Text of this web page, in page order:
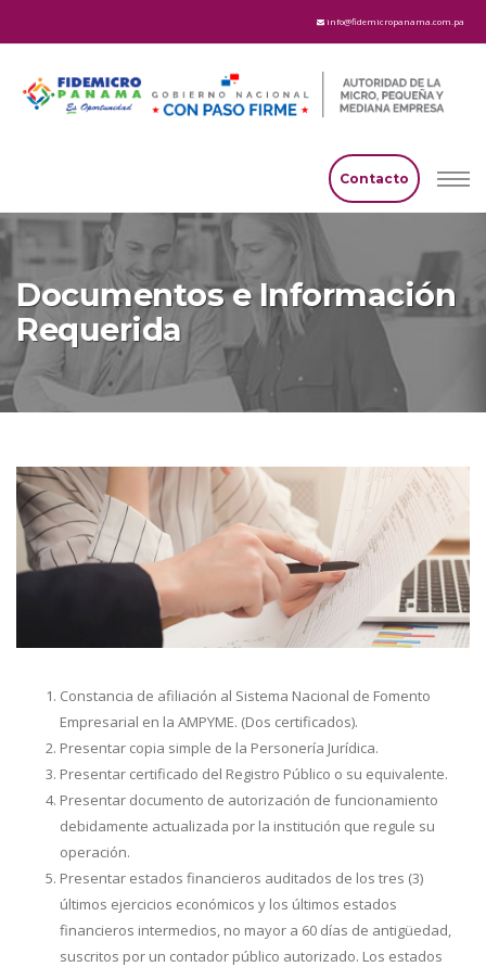
info@fidemicropanama.com.pa
Contacto
Documentos e Información
Requerida
Constancia de afiliación al Sistema Nacional de Fomento
Empresarial en la AMPYME. (Dos certificados).
Presentar copia simple de la Personería Jurídica.
Presentar certificado del Registro Público o su equivalente.
Presentar documento de autorización de funcionamiento
debidamente actualizada por la institución que regule su
operación.
Presentar estados financieros auditados de los tres (3)
últimos ejercicios económicos y los últimos estados
financieros intermedios, no mayor a 60 días de antigüedad,
suscritos por un contador público autorizado. Los estados